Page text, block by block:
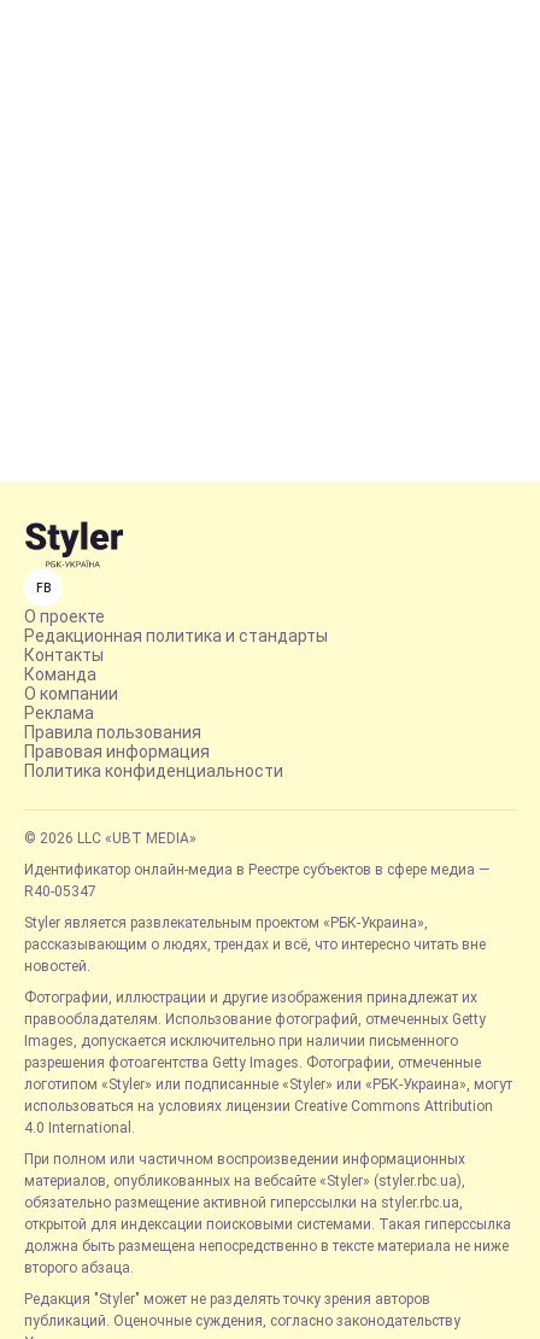
FB
О проекте
Редакционная политика и стандарты
Контакты
Команда
О компании
Реклама
Правила пользования
Правовая информация
Политика конфиденциальности
© 2026 LLC «UBT MEDIA»
Идентификатор онлайн-медиа в Реестре субъектов в сфере медиа —
R40-05347
Styler является развлекательным проектом «РБК-Украина»,
рассказывающим о людях, трендах и всё, что интересно читать вне
новостей.
Фотографии, иллюстрации и другие изображения принадлежат их
правообладателям. Использование фотографий, отмеченных Getty
Images, допускается исключительно при наличии письменного
разрешения фотоагентства Getty Images. Фотографии, отмеченные
логотипом «Styler» или подписанные «Styler» или «РБК-Украина», могут
использоваться на условиях лицензии Creative Commons Attribution
4.0 International.
При полном или частичном воспроизведении информационных
материалов, опубликованных на вебсайте «Styler» (styler.rbc.ua),
обязательно размещение активной гиперссылки на styler.rbc.ua,
открытой для индексации поисковыми системами. Такая гиперссылка
должна быть размещена непосредственно в тексте материала не ниже
второго абзаца.
Редакция "Styler" может не разделять точку зрения авторов
публикаций. Оценочные суждения, согласно законодательству